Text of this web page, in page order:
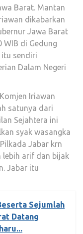
Barat. Mantan
dikabarkan
Jawa Barat
WIB di Gedung
itu sendiri
Dalam Negeri
Iriawan
satunya dari
Sejahtera ini
syak wasangka
Jabar krn
arif dan bijak
Jabar itu
Sejumlah
Datang